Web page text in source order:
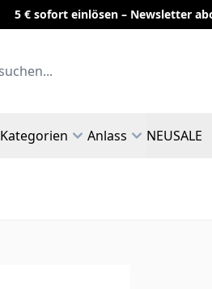
5 € sofort einlösen – Newsletter
Kategorien Anlass NEUSALE